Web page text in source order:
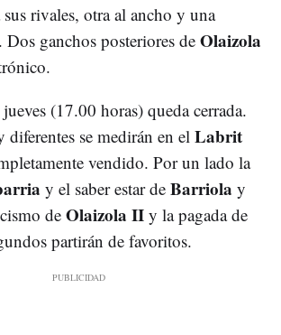
rivales, otra al ancho y una
Dos ganchos posteriores de Olaizola
(17.00 horas) queda cerrada.
se medirán en el Labrit
vendido. Por un lado la
y el saber estar de Barriola y
de Olaizola II y la pagada de
partirán de favoritos.